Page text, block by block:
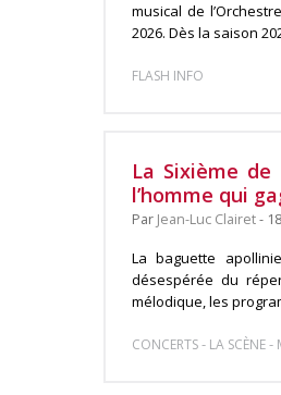
musical de
2026. Dès la saison
FLASH INFO
La Sixième
l’homme qui
Par Jean-Luc Clairet-
La baguette
désespérée du
mélodique, les
CONCERTS- LA SCÈNE-